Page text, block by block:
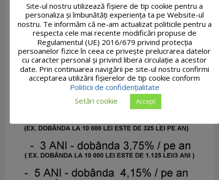
Site-ul nostru utilizează fişiere de tip cookie pentru a
personaliza și îmbunătăți experiența ta pe Website-ul
nostru. Te informăm că ne-am actualizat politicile pentru a
respecta cele mai recente modificări propuse de
Regulamentul (UE) 2016/679 privind protecția
persoanelor fizice în ceea ce privește prelucrarea datelor
cu caracter personal și privind libera circulație a acestor
date. Prin continuarea navigării pe site-ul nostru confirmi
acceptarea utilizării fişierelor de tip cookie conform
Politicii de confidențialitate
Setări cookie
Accept